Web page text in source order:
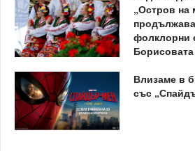
„Остров на
фолклорни
Влизаме в
със